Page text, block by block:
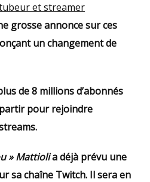
et streamer
grosse annonce sur ces
un changement de
de 8 millions d’abonnés
pour rejoindre
» Mattiolia déjà prévu une
sa chaîne Twitch. Il sera en